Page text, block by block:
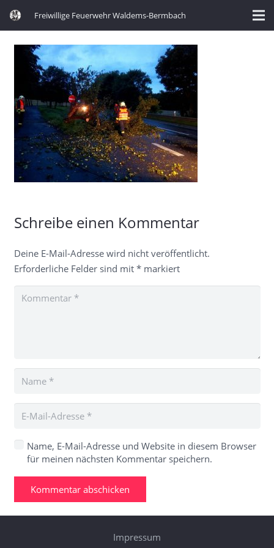
Freiwillige Feuerwehr Waldems-Bermbach
Schreibe einen Kommentar
Deine E-Mail-Adresse wird nicht veröffentlicht.
Erforderliche Felder sind mit *markiert
Name, E-Mail-Adresse und Website in diesem Browser
für meinen nächsten Kommentar speichern.
Kommentar abschicken
Impressum